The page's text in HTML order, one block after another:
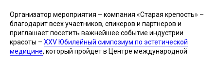
Организатор мероприятия – компания «Старая крепость» –
благодарит всех участников, спикеров и партнеров и
приглашает посетить важнейшее событие индустрии
красоты – XXV Юбилейный симпозиум по эстетической
медицине, который пройдет в Центре международной